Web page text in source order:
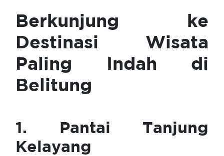
Berkunjung ke
Destinasi Wisata
Paling Indah di
Belitung
1. Pantai Tanjung
Kelayang